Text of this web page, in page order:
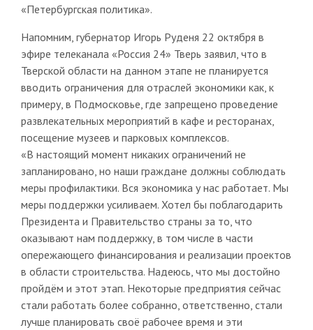
«Петербургская политика».
Напомним, губернатор Игорь Руденя 22 октября в
эфире телеканала «Россия 24» Тверь заявил, что в
Тверской области на данном этапе не планируется
вводить ограничения для отраслей экономики как, к
примеру, в Подмосковье, где запрещено проведение
развлекательных мероприятий в кафе и ресторанах,
посещение музеев и парковых комплексов.
«В настоящий момент никаких ограничений не
запланировано, но наши граждане должны соблюдать
меры профилактики. Вся экономика у нас работает. Мы
меры поддержки усиливаем. Хотел бы поблагодарить
Президента и Правительство страны за то, что
оказывают нам поддержку, в том числе в части
опережающего финансирования и реализации проектов
в области строительства. Надеюсь, что мы достойно
пройдём и этот этап. Некоторые предприятия сейчас
стали работать более собранно, ответственно, стали
лучше планировать своё рабочее время и эти